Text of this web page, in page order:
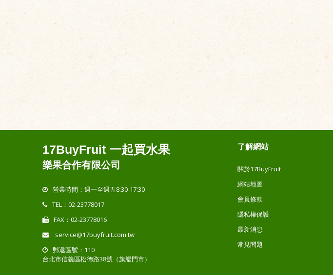
17BuyFruit 一起買水果
樂果合作有限公司
營業時間：週一至週五8:30-17:30
TEL：02-23778017
FAX：02-23778016
service@17buyfruit.com.tw
郵遞區號：110
台北市信義區松德路38號（旗艦門市）
了解網站
關於17BuyFruit
網站地圖
會員條款
隱私權保護
最新消息
常見問題